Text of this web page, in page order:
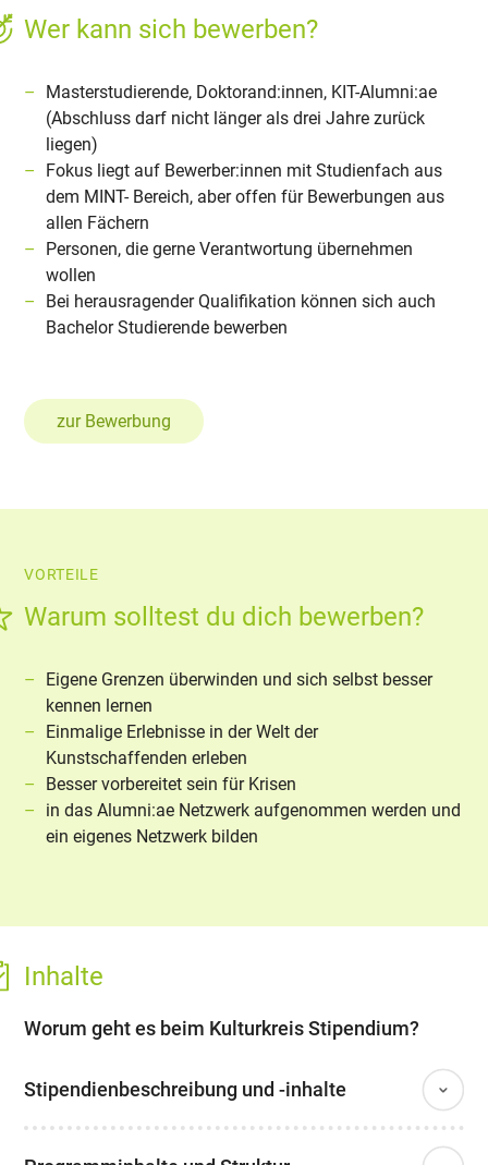
Wer kann sich bewerben?
Masterstudierende, Doktorand:innen, KIT-Alumni:ae
(Abschluss darf nicht länger als drei Jahre zurück
liegen)
Fokus liegt auf Bewerber:innen mit Studienfach aus
dem MINT- Bereich, aber offen für Bewerbungen aus
allen Fächern
Personen, die gerne Verantwortung übernehmen
wollen
Bei herausragender Qualifikation können sich auch
Bachelor Studierende bewerben
zur Bewerbung
VORTEILE
Warum solltest du dich bewerben?
Eigene Grenzen überwinden und sich selbst besser
kennen lernen
Einmalige Erlebnisse in der Welt der
Kunstschaffenden erleben
Besser vorbereitet sein für Krisen
in das Alumni:ae Netzwerk aufgenommen werden und
ein eigenes Netzwerk bilden
Inhalte
Worum geht es beim Kulturkreis Stipendium?
Stipendienbeschreibung und -inhalte